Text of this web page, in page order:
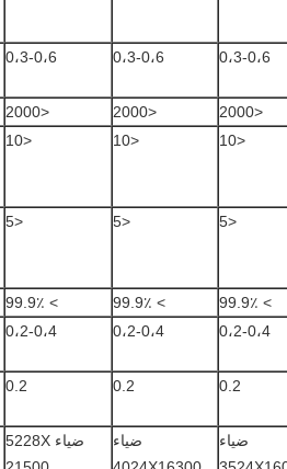
0،3-0،6 0،3-0،6 0،3-0،6
<2000
<2000
<2000
<10
<10
<10
<5
<5
<5
> 99.9٪ > 99.9٪ > 99.9٪
0،2-0،4 0،2-0،4 0،2-0،4
0.2
0.2
0.2
ضياء
ضياء
ضياء 5228X